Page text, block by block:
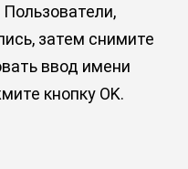
затем снимите
ввод имени
кнопку OK.